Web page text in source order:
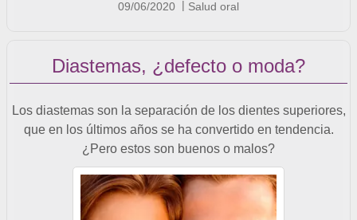
09/06/2020 Salud oral
Diastemas, ¿defecto o moda?
Los diastemas son la separación de los dientes superiores,
que en los últimos años se ha convertido en tendencia.
¿Pero estos son buenos o malos?